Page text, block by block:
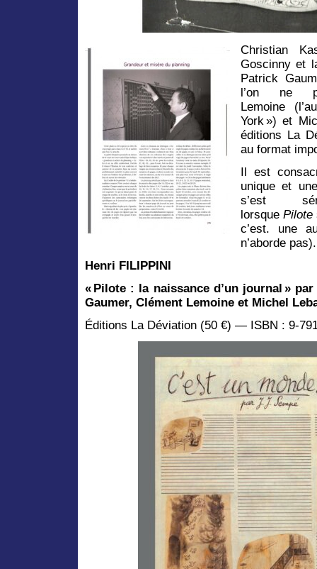
Christian
Goscinny et
Patrick
l’on ne
Lemoine
York ») et
éditions La
au format
Il est
unique et
s’est
lorsque Pilote
c’est. une
n’aborde pas).
Henri FILIPPINI
« Pilote : la naissance d’un journal »
Gaumer, Clément Lemoine et Michel
Éditions La Déviation (50 €) — ISBN : 9-